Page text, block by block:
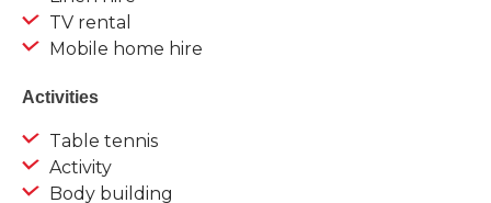
TV rental
Mobile home hire
Activities
Table tennis
Activity
Body building